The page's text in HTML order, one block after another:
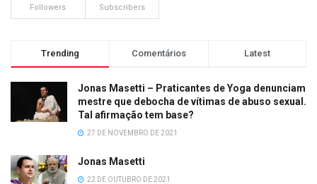
Followers Subscribers
Trending Comentários Latest
Jonas Masetti – Praticantes de Yoga denunciam
mestre que debocha de vítimas de abuso sexual.
Tal afirmação tem base?
27 DE NOVEMBRO DE 2021
Jonas Masetti
22 DE OUTUBRO DE 2021